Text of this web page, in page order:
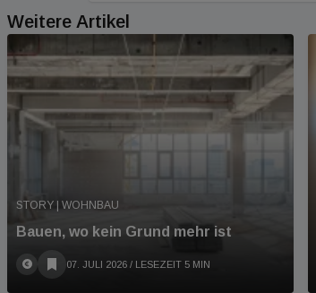
Weitere Artikel
STORY | WOHNBAU
Bauen, wo kein Grund mehr ist
07. JULI 2026 / LESEZEIT 5 MIN